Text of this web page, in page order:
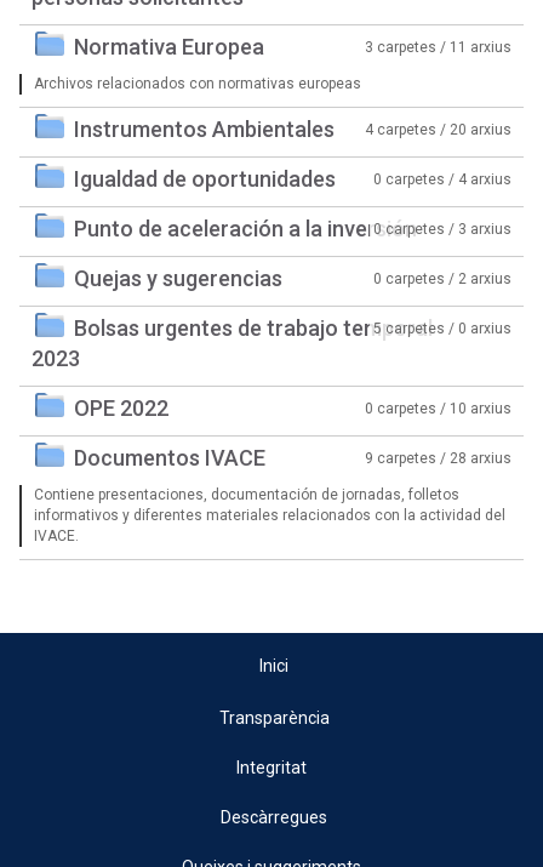
Normativa Europea 3 carpetes / 11 arxius
Archivos relacionados con normativas europeas
Instrumentos Ambientales 4 carpetes / 20 arxius
Igualdad de oportunidades 0 carpetes / 4 arxius
Punto de aceleración a la inversión0 carpetes / 3 arxius
Quejas y sugerencias 0 carpetes / 2 arxius
Bolsas urgentes de trabajo temporal
2023
5 carpetes / 0 arxius
OPE 2022 0 carpetes / 10 arxius
Documentos IVACE 9 carpetes / 28 arxius
Contiene presentaciones, documentación de jornadas, folletos
informativos y diferentes materiales relacionados con la actividad del
IVACE.
Inici
Transparència
Integritat
Descàrregues